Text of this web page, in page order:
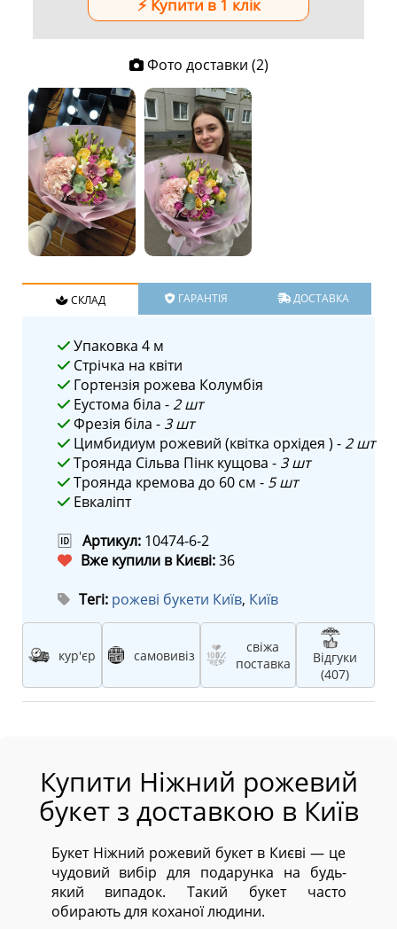
Фото доставки (2)
СКЛАД ГАРАНТІЯ ДОСТАВКА
Упаковка 4 м
Стрічка на квіти
Гортензія рожева Колумбія
Еустома біла -2 шт
Фрезія біла - 3 шт
Цимбидиум рожевий (квітка орхідея ) -2 шт
Троянда Сільва Пінк кущова - 3 шт
Троянда кремова до 60 см - 5 шт
Евкаліпт
🆔 Артикул: 10474-6-2
Вже купили в Києві:36
Тегі: рожеві букети Київ, Київ
кур'єр самовивіз
свіжа
поставка
Відгуки
(407)
Купити Ніжний рожевий
букет з доставкою в Київ
Букет Ніжний рожевий букет в Києві — це
чудовий вибір для подарунка на будь-
який випадок. Такий букет часто
обирають для коханої людини.